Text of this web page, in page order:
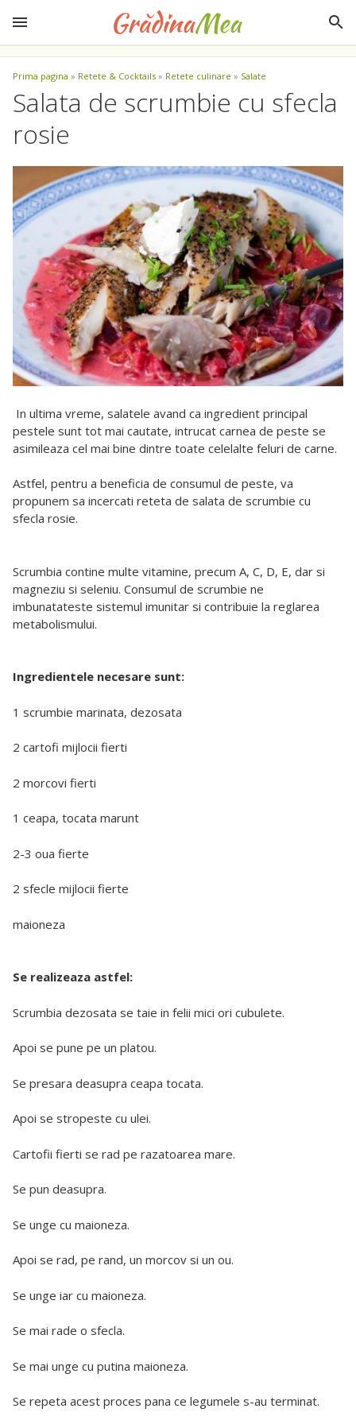
Prima pagina » Retete & Cocktails » Retete culinare » Salate
Salata de scrumbie cu sfecla
rosie
In ultima vreme, salatele avand ca ingredient principal
pestele sunt tot mai cautate, intrucat carnea de peste se
asimileaza cel mai bine dintre toate celelalte feluri de carne.
Astfel, pentru a beneficia de consumul de peste, va
propunem sa incercati reteta de salata de scrumbie cu
sfecla rosie.
Scrumbia contine multe vitamine, precum A, C, D, E, dar si
magneziu si seleniu. Consumul de scrumbie ne
imbunatateste sistemul imunitar si contribuie la reglarea
metabolismului.
Ingredientele necesare sunt:
1 scrumbie marinata, dezosata
2 cartofi mijlocii fierti
2 morcovi fierti
1 ceapa, tocata marunt
2-3 oua fierte
2 sfecle mijlocii fierte
maioneza
Se realizeaza astfel:
Scrumbia dezosata se taie in felii mici ori cubulete.
Apoi se pune pe un platou.
Se presara deasupra ceapa tocata.
Apoi se stropeste cu ulei.
Cartofii fierti se rad pe razatoarea mare.
Se pun deasupra.
Se unge cu maioneza.
Apoi se rad, pe rand, un morcov si un ou.
Se unge iar cu maioneza.
Se mai rade o sfecla.
Se mai unge cu putina maioneza.
Se repeta acest proces pana ce legumele s-au terminat.